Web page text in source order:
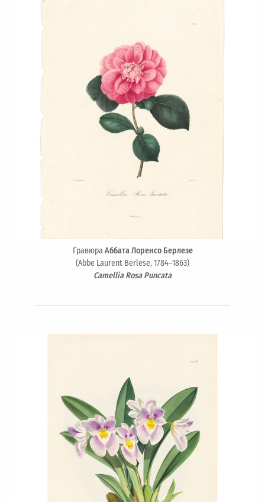
ГравюраАббата Лоренсо Берлезе
(Abbe Laurent Berlese, 1784–1863)
Camellia Rosa Puncata